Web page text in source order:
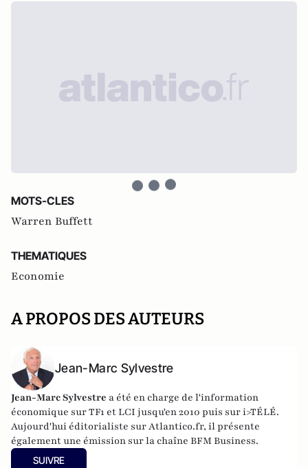
MOTS-CLES
Warren Buffett
THEMATIQUES
Economie
A PROPOS DES AUTEURS
Jean-Marc Sylvestre
Jean-Marc Sylvestre a été en charge de l'information
économique sur TF1 et LCI jusqu'en 2010 puis sur i>TÉLÉ.
Aujourd'hui éditorialiste sur Atlantico.fr, il présente
également une émission sur la chaîne BFM Business.
SUIVRE